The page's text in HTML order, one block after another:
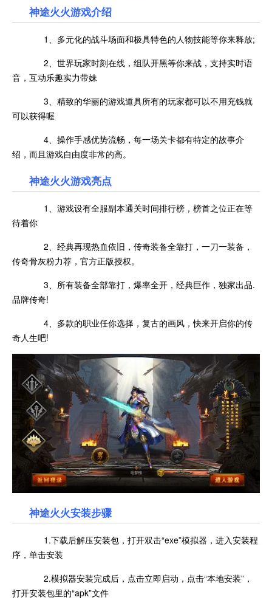
神途火火游戏介绍
1、多元化的战斗场面和极具特色的人物技能等你来释放;
2、世界玩家时刻在线，组队开黑等你来战，支持实时语
音，互动乐趣实力带妹
3、精致的华丽的游戏道具所有的玩家都可以不用充钱就
可以获得喔
4、操作手感优势流畅，每一场关卡都有特定的故事介
绍，而且游戏自由度非常的高。
神途火火游戏亮点
1、游戏设有全服副本通关时间排行榜，榜首之位正在等
待着你
2、经典再现热血依旧，传奇装备全靠打，一刀一装备，
传奇骨灰粉力荐，官方正版授权。
3、所有装备全部靠打，爆率全开，经典巨作，独家出品.
品牌传奇!
4、多款的职业任你选择，复古的画风，快来开启你的传
奇人生吧!
神途火火安装步骤
1.下载后解压安装包，打开双击“exe”模拟器，进入安装程
序，单击安装
2.模拟器安装完成后，点击立即启动，点击“本地安装”，
打开安装包里的“apk”文件